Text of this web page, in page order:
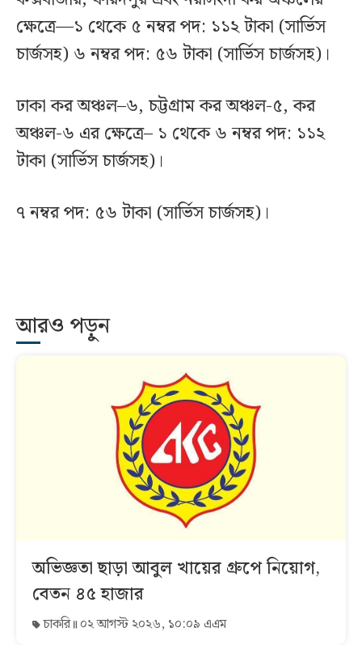
ক্ষেত্রে—১ থেকে ৫ নম্বর পদ: ১১২ টাকা (সার্ভিস
চার্জসহ) ৬ নম্বর পদ: ৫৬ টাকা (সার্ভিস চার্জসহ)।
ঢাকা কর অঞ্চল–৬, চট্টগ্রাম কর অঞ্চল-৫, কর
অঞ্চল-৬ এর ক্ষেত্রে– ১ থেকে ৬ নম্বর পদ: ১১২
টাকা (সার্ভিস চার্জসহ)।
৭ নম্বর পদ: ৫৬ টাকা (সার্ভিস চার্জসহ)।
আরও পড়ুন
অভিজ্ঞতা ছাড়া আবুল খায়ের গ্রুপে নিয়োগ,
বেতন ৪৫ হাজার
চাকরি ০২ আগস্ট ২০২৬, ১০:০৯ এএম